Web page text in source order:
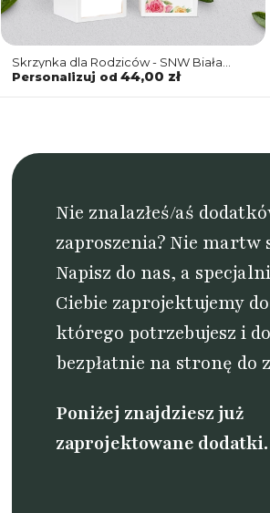
Skrzynka dla Rodziców - SNW Biała
Akwarelowe Wianki Motyw 5
Personalizuj od 44,00 zł
Nie znalazłeś/aś
zaproszenia? Nie martw
Napisz do nas, a
Ciebie zaprojektujemy
którego potrzebujesz i
bezpłatnie na stronę do
Poniżej znajdziesz już
zaprojektowane dodatki.